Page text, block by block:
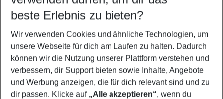
5-8 Nächte
2 Erwachsene Keine Kinder
Mehr Filter anzeigen
beste Erlebnis zu bieten?
Wir verwenden Cookies und ähnliche Technologien, um
unsere Webseite für dich am Laufen zu halten. Dadurch
können wir die Nutzung unserer Plattform verstehen und
verbessern, dir Support bieten sowie Inhalte, Angebote
und Werbung anzeigen, die für dich relevant sind und zu
dir passen. Klicke auf „Alle akzeptieren“, wenn du